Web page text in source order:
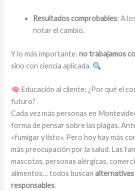
Resultados comprobables: A
notar el cambio.
Y lo más importante:no trabajamos
sino con ciencia aplicada.
Educación al cliente: ¿Por qué el
futuro?
Cada vez más personas en
forma de pensar sobre las plagas.
«fumigar y listo». Pero hoy hay más
más preocupación por la salud. Las
mascotas, personas alérgicas,
alimentos… todos buscanalternativas
responsables.